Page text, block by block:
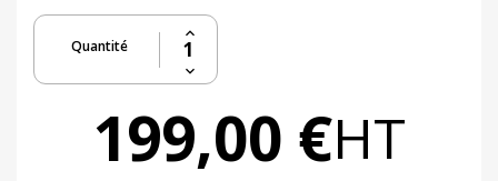
Quantité
199,00 €HT